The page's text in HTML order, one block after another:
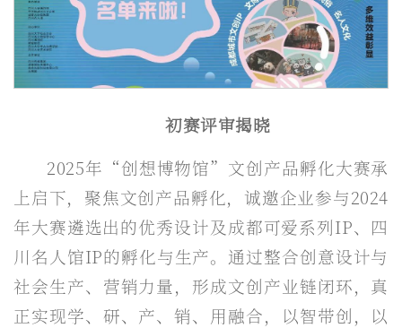
初赛评审揭晓
2025年“创想博物馆”文创产品孵化大赛承
上启下，聚焦文创产品孵化，诚邀企业参与2024
年大赛遴选出的优秀设计及成都可爱系列IP、四
川名人馆IP的孵化与生产。通过整合创意设计与
社会生产、营销力量，形成文创产业链闭环，真
正实现学、研、产、销、用融合，以智带创，以